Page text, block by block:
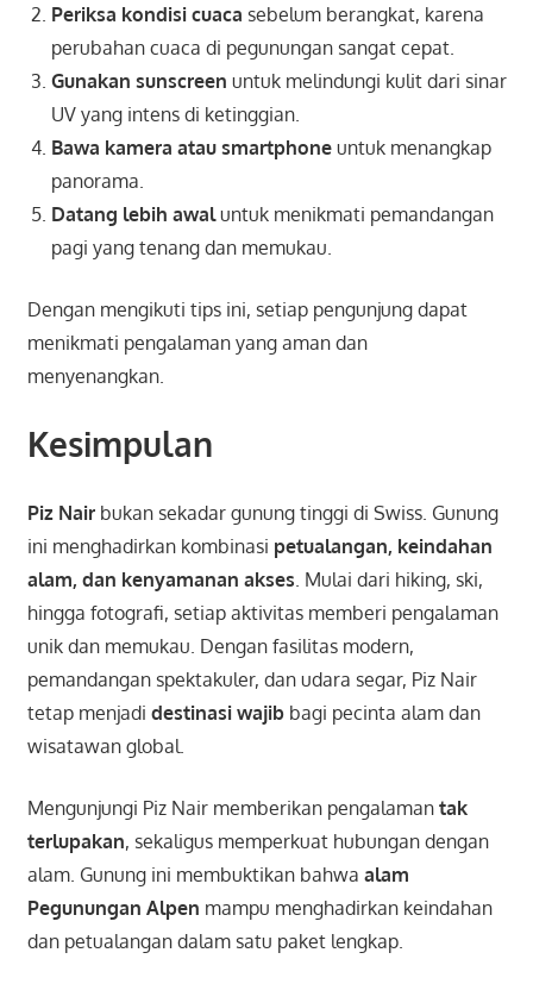
Periksa kondisi cuaca sebelum berangkat, karena
perubahan cuaca di pegunungan sangat cepat.
Gunakan sunscreen untuk melindungi kulit dari sinar
UV yang intens di ketinggian.
Bawa kamera atau smartphoneuntuk menangkap
panorama.
Datang lebih awaluntuk menikmati pemandangan
pagi yang tenang dan memukau.
Dengan mengikuti tips ini, setiap pengunjung dapat
menikmati pengalaman yang aman dan
menyenangkan.
Kesimpulan
Piz Nairbukan sekadar gunung tinggi di Swiss. Gunung
ini menghadirkan kombinasi petualangan, keindahan
alam, dan kenyamanan akses . Mulai dari hiking, ski,
hingga fotografi, setiap aktivitas memberi pengalaman
unik dan memukau. Dengan fasilitas modern,
pemandangan spektakuler, dan udara segar, Piz Nair
tetap menjadi destinasi wajibbagi pecinta alam dan
wisatawan global.
Mengunjungi Piz Nair memberikan pengalaman tak
terlupakan, sekaligus memperkuat hubungan dengan
alam. Gunung ini membuktikan bahwa alam
Pegunungan Alpen mampu menghadirkan keindahan
dan petualangan dalam satu paket lengkap.